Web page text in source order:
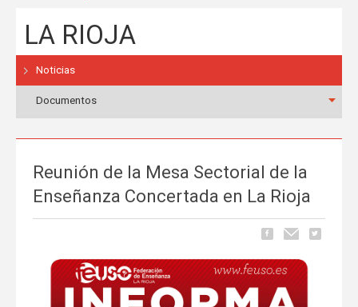
LA RIOJA
Noticias
Documentos
Reunión de la Mesa Sectorial de la
Enseñanza Concertada en La Rioja